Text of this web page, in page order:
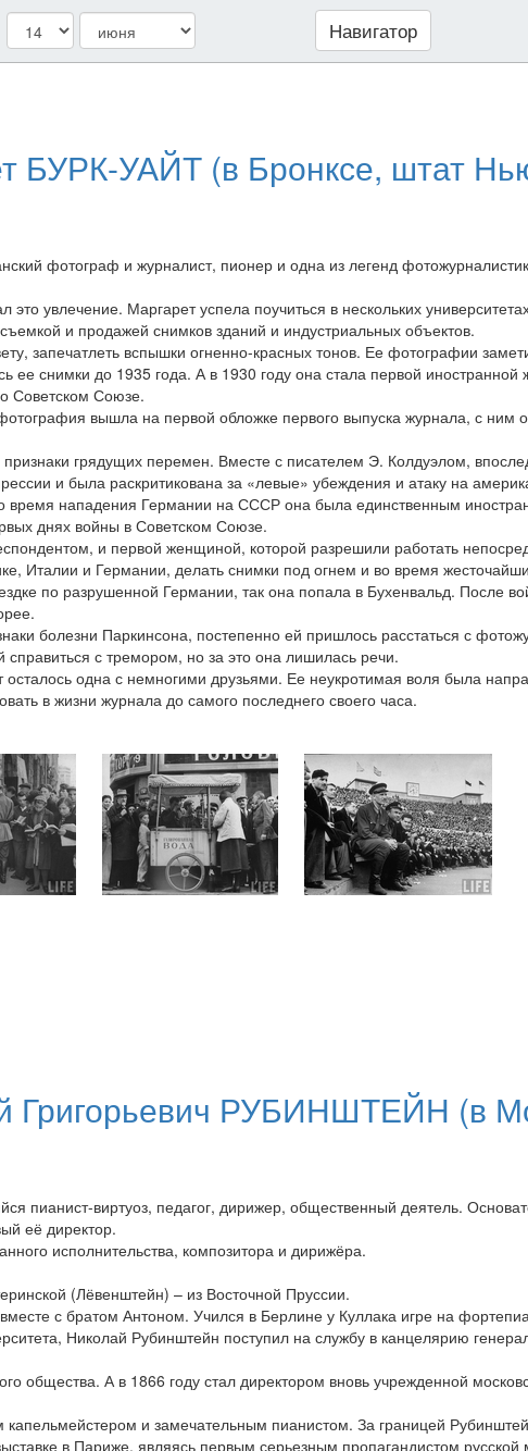
Навигатор
БУРК-УАЙТ (в Бронксе, штат
фотограф и журналист, пионер и одна из легенд
увлечение. Маргарет успела поучиться в нескольких
и продажей снимков зданий и индустриальных объектов.
запечатлеть вспышки огненно-красных тонов. Ее фотографии
ее снимки до 1935 года. А в 1930 году она стала первой иностранной
Советском Союзе.
вышла на первой обложке первого выпуска журнала, с ним
грядущих перемен. Вместе с писателем Э. Колдуэлом,
и была раскритикована за «левые» убеждения и атаку на
нападения Германии на СССР она была единственным
днях войны в Советском Союзе.
и первой женщиной, которой разрешили работать
Италии и Германии, делать снимки под огнем и во время
по разрушенной Германии, так она попала в Бухенвальд. После
болезни Паркинсона, постепенно ей пришлось расстаться с
с тремором, но за это она лишилась речи.
одна с немногими друзьями. Ее неукротимая воля была
в жизни журнала до самого последнего своего часа.
Григорьевич РУБИНШТЕЙН (в
виртуоз, педагог, дирижер, общественный деятель.
её директор.
исполнительства, композитора и дирижёра.
(Лёвенштейн) – из Восточной Пруссии.
с братом Антоном. Учился в Берлине у Куллака игре на
Николай Рубинштейн поступил на службу в канцелярию
общества. А в 1866 году стал директором вновь учрежденной
и замечательным пианистом. За границей
в Париже, являясь первым серьезным пропагандистом русской